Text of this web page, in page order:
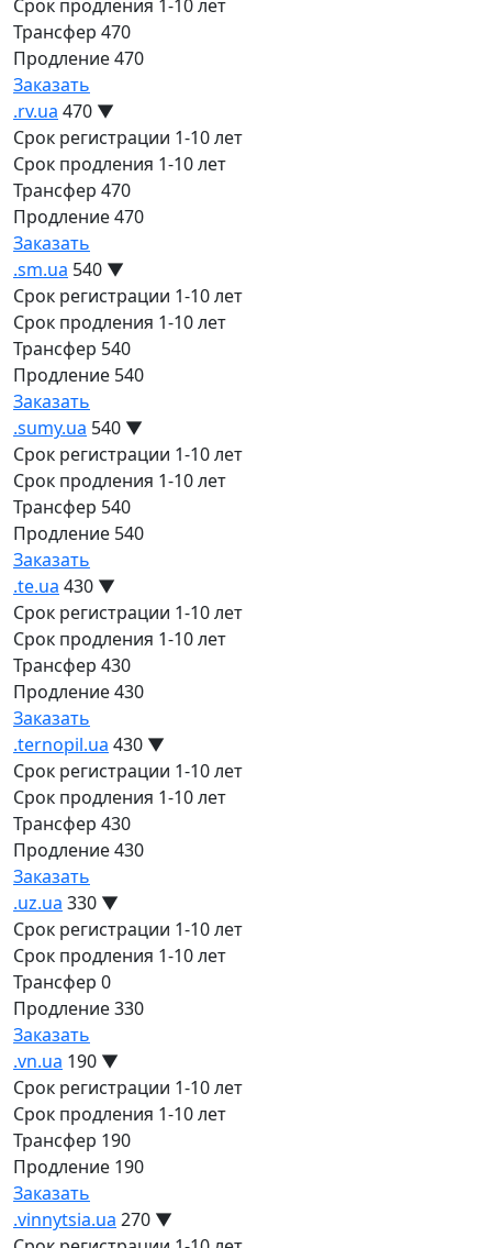
Срок продления 1-10 лет
Трансфер 470
Продление470
Заказать
.rv.ua 470 ▼
Срок регистрации 1-10 лет
Срок продления 1-10 лет
Трансфер 470
Продление470
Заказать
.sm.ua 540 ▼
Срок регистрации 1-10 лет
Срок продления 1-10 лет
Трансфер 540
Продление 540
Заказать
.sumy.ua 540 ▼
Срок регистрации 1-10 лет
Срок продления 1-10 лет
Трансфер 540
Продление 540
Заказать
.te.ua 430 ▼
Срок регистрации 1-10 лет
Срок продления 1-10 лет
Трансфер 430
Продление430
Заказать
.ternopil.ua 430 ▼
Срок регистрации 1-10 лет
Срок продления 1-10 лет
Трансфер 430
Продление430
Заказать
.uz.ua 330 ▼
Срок регистрации 1-10 лет
Срок продления 1-10 лет
Трансфер 0
Продление330
Заказать
.vn.ua 190 ▼
Срок регистрации 1-10 лет
Срок продления 1-10 лет
Трансфер 190
Продление 190
Заказать
.vinnytsia.ua 270 ▼